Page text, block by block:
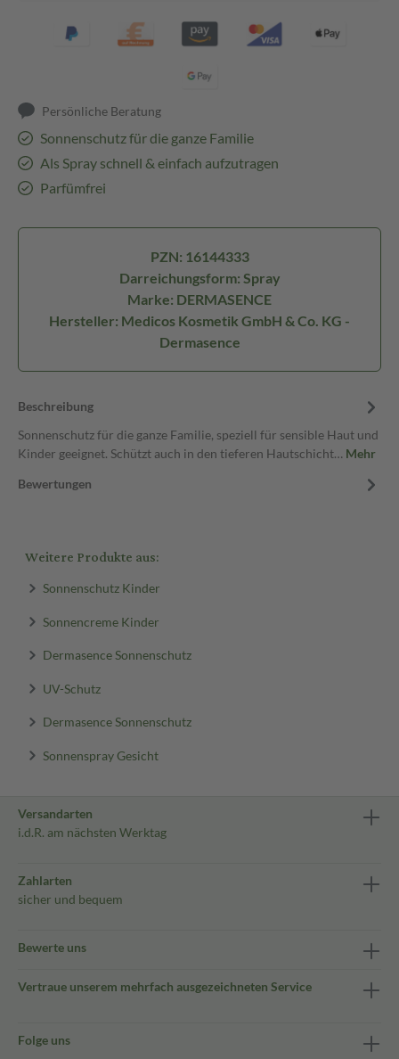
Persönliche Beratung
Sonnenschutz für die ganze Familie
Als Spray schnell & einfach aufzutragen
Parfümfrei
PZN: 16144333
Darreichungsform: Spray
Marke: DERMASENCE
Hersteller: Medicos Kosmetik GmbH & Co. KG -
Dermasence
Beschreibung
Sonnenschutz für die ganze Familie, speziell für sensible Haut und
Kinder geeignet. Schützt auch in den tieferen Hautschicht… Mehr
Bewertungen
Weitere Produkte aus:
Sonnenschutz Kinder
Sonnencreme Kinder
Dermasence Sonnenschutz
UV-Schutz
Dermasence Sonnenschutz
Sonnenspray Gesicht
Versandarten
i.d.R. am nächsten Werktag
Zahlarten
sicher und bequem
Bewerte uns
Vertraue unserem mehrfach ausgezeichneten Service
Folge uns